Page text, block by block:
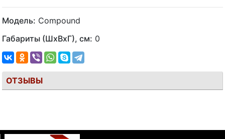
Модель: Compound
Габариты (ШхВхГ), см: 0
ОТЗЫВЫ